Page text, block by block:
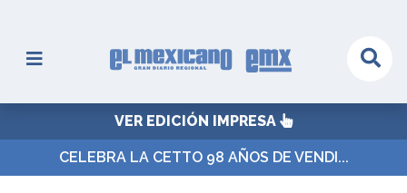
VER EDICIÓN IMPRESA
CELEBRA LA CETTO 98 AÑOS DE VENDI...